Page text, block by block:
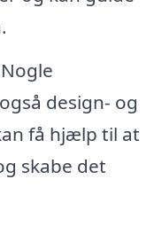
Nogle
design- og
få hjælp til at
skabe det